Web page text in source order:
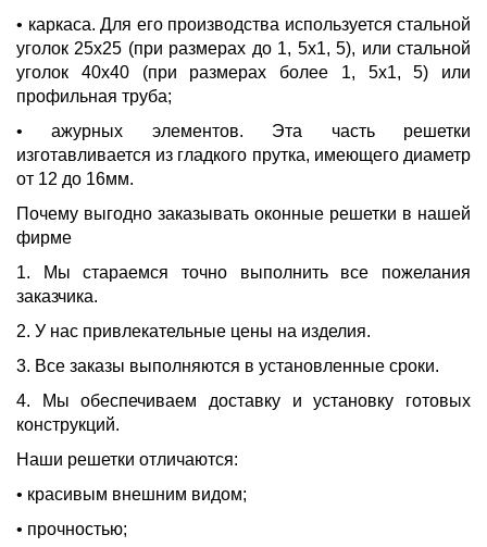
• каркаса. Для его производства используется стальной
уголок 25х25 (при размерах до 1, 5х1, 5), или стальной
уголок 40х40 (при размерах более 1, 5х1, 5) или
профильная труба;
• ажурных элементов. Эта часть решетки
изготавливается из гладкого прутка, имеющего диаметр
от 12 до 16мм.
Почему выгодно заказывать оконные решетки в нашей
фирме
1. Мы стараемся точно выполнить все пожелания
заказчика.
2. У нас привлекательные цены на изделия.
3. Все заказы выполняются в установленные сроки.
4. Мы обеспечиваем доставку и установку готовых
конструкций.
Наши решетки отличаются:
• красивым внешним видом;
• прочностью;